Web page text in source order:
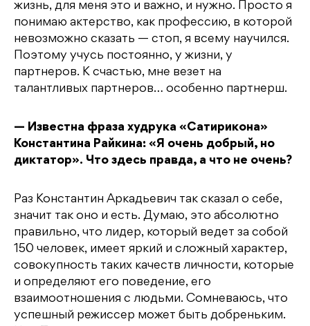
жизнь, для меня это и важно, и нужно. Просто я
понимаю актерство, как профессию, в которой
невозможно сказать — стоп, я всему научился.
Поэтому учусь постоянно, у жизни, у
партнеров. К счастью, мне везет на
талантливых партнеров… особенно партнерш.
— Известна фраза худрука «Сатирикона»
Константина Райкина: «Я очень добрый, но
диктатор». Что здесь правда, а что не очень?
Раз Константин Аркадьевич так сказал о себе,
значит так оно и есть. Думаю, это абсолютно
правильно, что лидер, который ведет за собой
150 человек, имеет яркий и сложный характер,
совокупность таких качеств личности, которые
и определяют его поведение, его
взаимоотношения с людьми. Сомневаюсь, что
успешный режиссер может быть добреньким.